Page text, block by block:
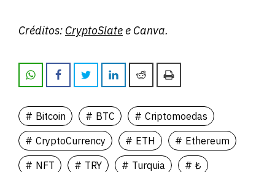
Créditos: CryptoSlatee Canva.
Bitcoin BTC
Criptomoedas
CryptoCurrency
ETH
Ethereum
NFT
TRY Turquia ₺